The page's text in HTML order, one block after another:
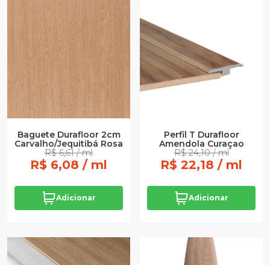
Baguete Durafloor 2cm
Carvalho/Jequitibá Rosa
R$ 6,61 / ml
R$ 6,08 / ml
Adicionar
Perfil T Durafloor
Amendola Curaçao
R$ 24,10 / ml
R$ 22,18 / ml
Adicionar